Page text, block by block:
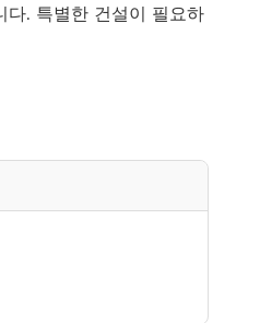
. 특별한 건설이 필요하